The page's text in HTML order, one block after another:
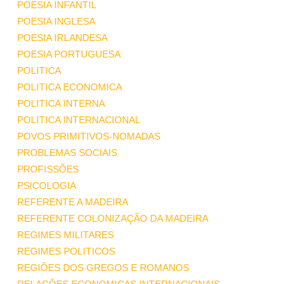
POESIA INFANTIL
POESIA INGLESA
POESIA IRLANDESA
POESIA PORTUGUESA
POLITICA
POLITICA ECONOMICA
POLITICA INTERNA
POLITICA INTERNACIONAL
POVOS PRIMITIVOS-NOMADAS
PROBLEMAS SOCIAIS
PROFISSÕES
PSICOLOGIA
REFERENTE A MADEIRA
REFERENTE COLONIZAÇÃO DA MADEIRA
REGIMES MILITARES
REGIMES POLITICOS
REGIÕES DOS GREGOS E ROMANOS